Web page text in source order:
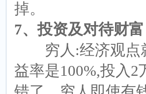
掉。
7、投资及对待财富
穷人:经济观点
益率是100%,投入